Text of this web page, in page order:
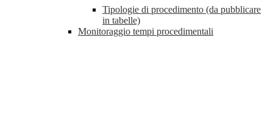
Tipologie di procedimento (da pubblicare
in tabelle)
Monitoraggio tempi procedimentali